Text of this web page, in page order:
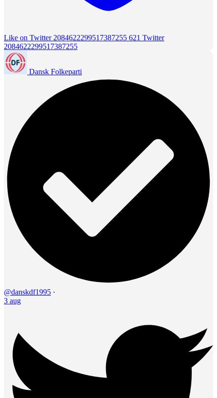
Like on Twitter 2084622299517387255 621 Twitter
2084622299517387255
Dansk Folkeparti
@danskdf1995 ·
3 aug